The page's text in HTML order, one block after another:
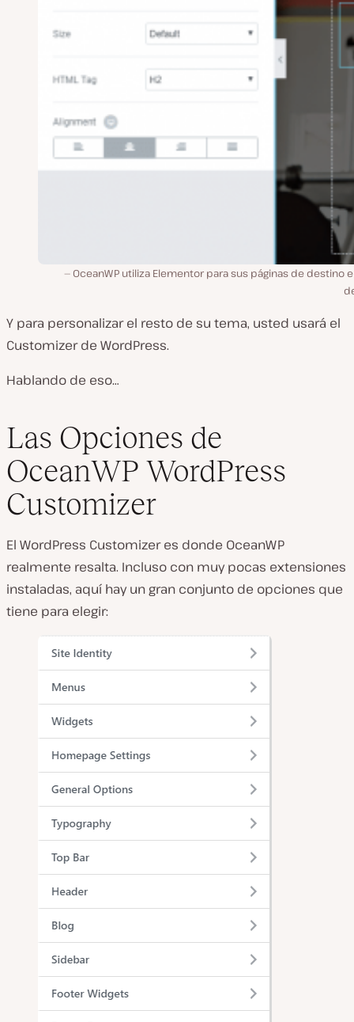
OceanWP utiliza Elementor para sus páginas de destino
Y para personalizar el resto de su tema, usted usará el
Customizer de WordPress.
Hablando de eso…
Las Opciones de
OceanWP WordPress
Customizer
El WordPress Customizer es donde OceanWP
realmente resalta. Incluso con muy pocas extensiones
instaladas, aquí hay un gran conjunto de opciones que
tiene para elegir: